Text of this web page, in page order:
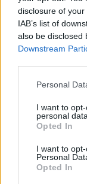
disclosure of
IAB’s list of
also be disclosed
Downstream
Personal
I want to
personal data.
Opted In
I want to
Personal
Opted In